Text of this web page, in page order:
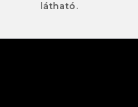
látható.